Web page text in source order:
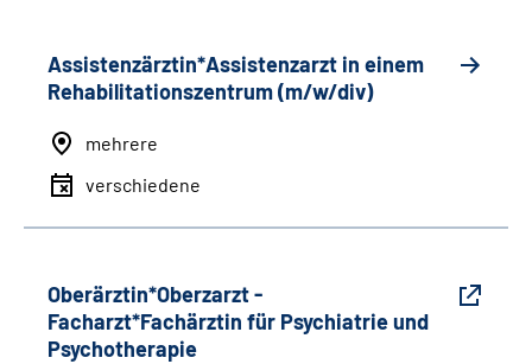
Assistenzärztin*Assistenzarzt in einem
Rehabilitationszentrum (m/w/div)
mehrere
verschiedene
Oberärztin*Oberzarzt -
Facharzt*Fachärztin für Psychiatrie und
Psychotherapie